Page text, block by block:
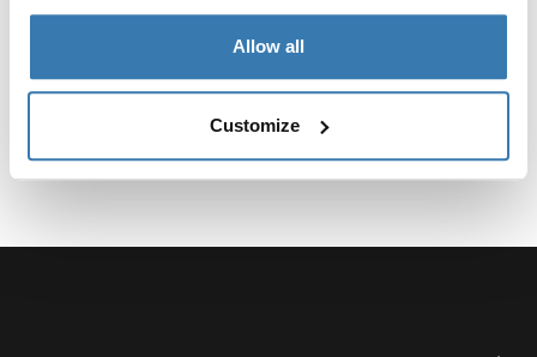
Allow all
Customize
Toggle guides and instructions
Инструкции